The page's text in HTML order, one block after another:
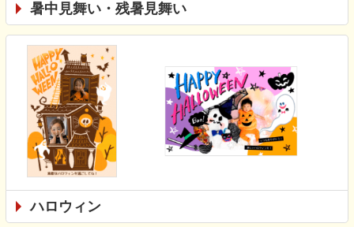
暑中見舞い・残暑見舞い
ハロウィン